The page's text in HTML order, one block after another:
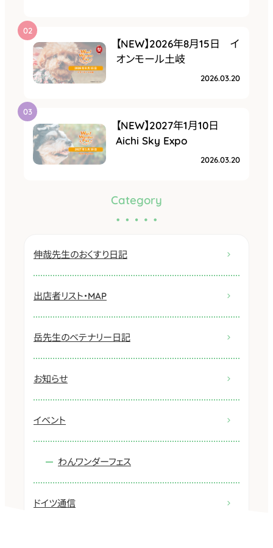
【NEW】2026年8月15日 イ
オンモール土岐
2026.03.20
【NEW】2027年1月10日
Aichi Sky Expo
2026.03.20
Category
伸哉先生のおくすり日記
出店者リスト・MAP
岳先生のベテナリー日記
お知らせ
イベント
わんワンダーフェス
ドイツ通信